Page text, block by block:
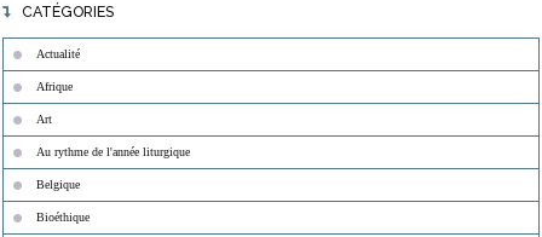
CATÉGORIES
Actualité
Afrique
Art
Au rythme de l'année liturgique
Belgique
Bioéthique